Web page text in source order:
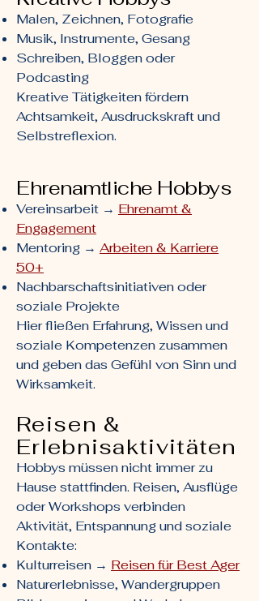
Malen, Zeichnen, Fotografie
Musik, Instrumente, Gesang
Schreiben, Bloggen oder
Podcasting
Kreative Tätigkeiten fördern
Achtsamkeit, Ausdruckskraft und
Selbstreflexion.
Ehrenamtliche Hobbys
Vereinsarbeit → Ehrenamt &
Engagement
Mentoring → Arbeiten & Karriere
50+
Nachbarschaftsinitiativen oder
soziale Projekte
Hier fließen Erfahrung, Wissen und
soziale Kompetenzen zusammen
und geben das Gefühl von Sinn und
Wirksamkeit.
Reisen &
Erlebnisaktivitäten
Hobbys müssen nicht immer zu
Hause stattfinden. Reisen, Ausflüge
oder Workshops verbinden
Aktivität, Entspannung und soziale
Kontakte:
Kulturreisen → Reisen für Best Ager
Naturerlebnisse, Wandergruppen